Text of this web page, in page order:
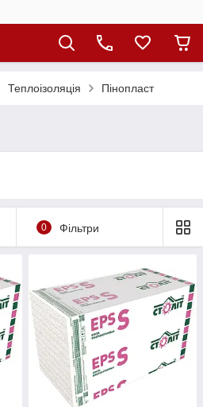
Теплоізоляція Пінопласт
0 Фільтри